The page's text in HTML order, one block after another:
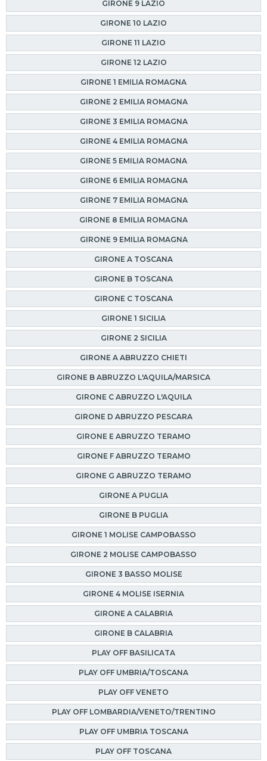
GIRONE 9 LAZIO
GIRONE 10 LAZIO
GIRONE 11 LAZIO
GIRONE 12 LAZIO
GIRONE 1 EMILIA ROMAGNA
GIRONE 2 EMILIA ROMAGNA
GIRONE 3 EMILIA ROMAGNA
GIRONE 4 EMILIA ROMAGNA
GIRONE 5 EMILIA ROMAGNA
GIRONE 6 EMILIA ROMAGNA
GIRONE 7 EMILIA ROMAGNA
GIRONE 8 EMILIA ROMAGNA
GIRONE 9 EMILIA ROMAGNA
GIRONE A TOSCANA
GIRONE B TOSCANA
GIRONE C TOSCANA
GIRONE 1 SICILIA
GIRONE 2 SICILIA
GIRONE A ABRUZZO CHIETI
GIRONE B ABRUZZO L'AQUILA/MARSICA
GIRONE C ABRUZZO L'AQUILA
GIRONE D ABRUZZO PESCARA
GIRONE E ABRUZZO TERAMO
GIRONE F ABRUZZO TERAMO
GIRONE G ABRUZZO TERAMO
GIRONE A PUGLIA
GIRONE B PUGLIA
GIRONE 1 MOLISE CAMPOBASSO
GIRONE 2 MOLISE CAMPOBASSO
GIRONE 3 BASSO MOLISE
GIRONE 4 MOLISE ISERNIA
GIRONE A CALABRIA
GIRONE B CALABRIA
PLAY OFF BASILICATA
PLAY OFF UMBRIA/TOSCANA
PLAY OFF VENETO
PLAY OFF LOMBARDIA/VENETO/TRENTINO
PLAY OFF UMBRIA TOSCANA
PLAY OFF TOSCANA